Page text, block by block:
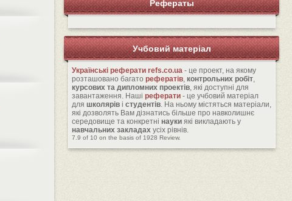
Рефераты
Учбовий матеріал
Українські реферати refs.co.ua - це проект, на якому
розташовано багато рефератів, контрольних робіт,
курсових та дипломних проектів, які доступні для
завантаження. Наші реферати - це учбовий матеріал
для школярів і студентів. На ньому містяться матеріали,
які дозволять Вам дізнатись більше про навколишнє
середовище та конкретні науки які викладають у
навчальних закладах усіх рівнів.
7.9 of 10 on the basis of 1928 Review.